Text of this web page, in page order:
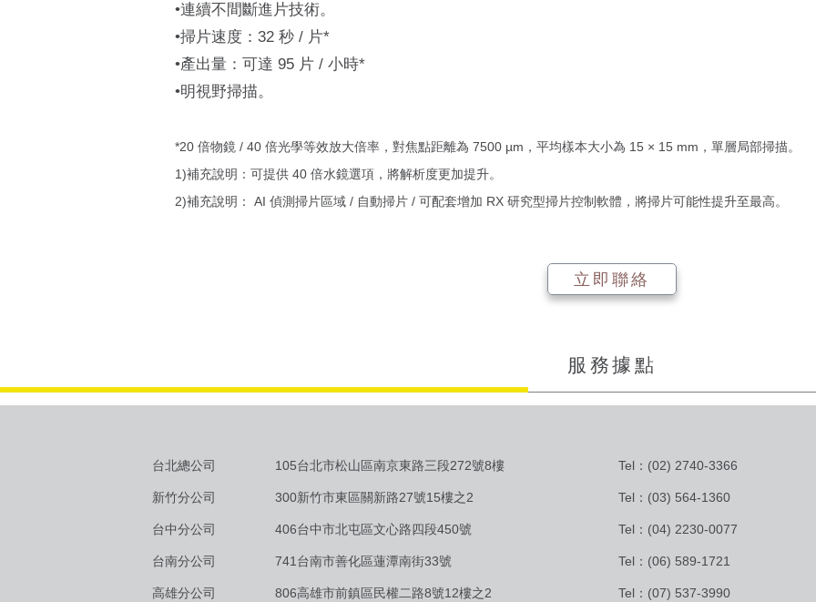
•連續不間斷進片技術。
•掃片速度：32 秒 / 片*
•產出量：可達 95 片 / 小時*
•明視野掃描。
*20 倍物鏡 / 40 倍光學等效放大倍率，對焦點距離為 7500 µm，平均樣本大小為 15 × 15 mm，單層局部掃描。
1)補充說明：可提供 40 倍水鏡選項，將解析度更加提升。
2)補充說明： AI 偵測掃片區域 / 自動掃片 / 可配套增加 RX 研究型掃片控制軟體，將掃片可能性提升至最高。
立即聯絡
服務據點
台北總公司 105台北市松山區南京東路三段272號8樓 Tel：(02) 2740-3366
新竹分公司 300新竹市東區關新路27號15樓之2 Tel：(03) 564-1360
台中分公司 406台中市北屯區文心路四段450號 Tel：(04) 2230-0077
台南分公司 741台南市善化區蓮潭南街33號 Tel：(06) 589-1721
高雄分公司 806高雄市前鎮區民權二路8號12樓之2 Tel：(07) 537-3990